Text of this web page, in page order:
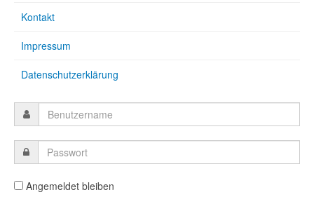
Kontakt
Impressum
Datenschutzerklärung
Angemeldet bleiben